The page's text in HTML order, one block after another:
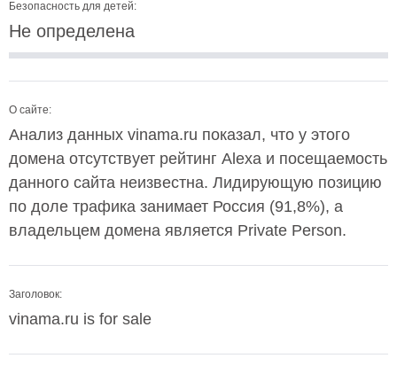
Безопасность для детей:
Не определена
О сайте:
Анализ данных vinama.ru показал, что у этого
домена отсутствует рейтинг Alexa и посещаемость
данного сайта неизвестна. Лидирующую позицию
по доле трафика занимает Россия (91,8%), а
владельцем домена является Private Person.
Заголовок:
vinama.ru is for sale